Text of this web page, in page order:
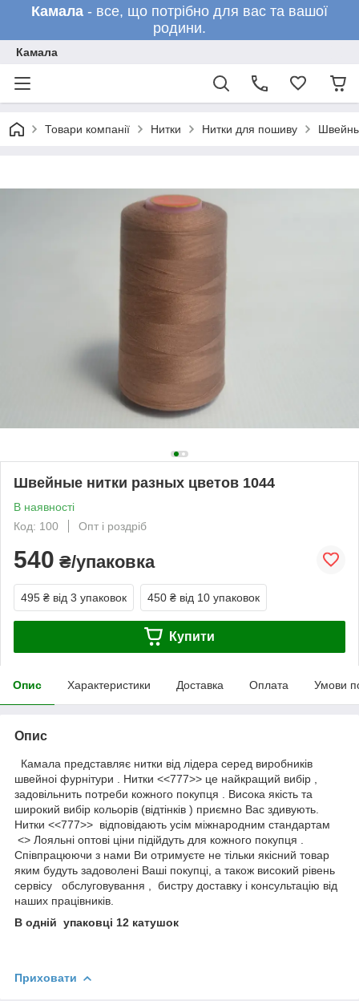
Камала - все, що потрібно для вас та вашої
родини.
Камала
Товари компанії Нитки Нитки для пошиву
Швейные нитки разных цветов 1044
В наявності
Код: 100
Опт і роздріб
540 ₴/упаковка
495 ₴ від 3 упаковок 450 ₴ від 10 упаковок
Купити
Опис Характеристики Доставка Оплата Умови
Опис
Камала представляє нитки від лідера серед виробників
швейноі фурнітури . Нитки <<777>> це найкращий вибір ,
задовільнить потреби кожного покупця . Висока якість та
широкий вибір кольорів (відтінків ) приємно Вас здивують.
Нитки <<777>> відповідають усім міжнародним стандартам
<> Лояльні оптові ціни підійдуть для кожного покупця .
Співпрацюючи з нами Ви отримуєте не тільки якісний товар
яким будуть задоволені Ваші покупці, а також високий рівень
сервісу обслуговування , бистру доставку і консультацію від
наших працівників.
В одній упаковці 12 катушок
Приховати